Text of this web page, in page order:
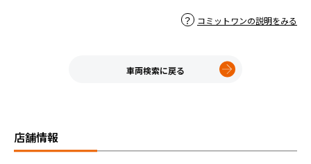
コミットワンの説明をみる
車両検索に戻る
店舗情報